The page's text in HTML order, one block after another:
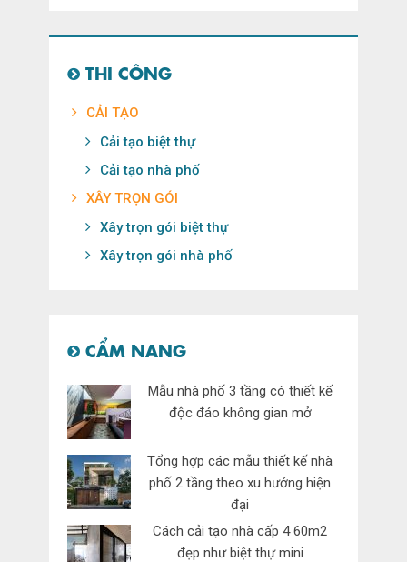
THI CÔNG
CẢI TẠO
Cải tạo biệt thự
Cải tạo nhà phố
XÂY TRỌN GÓI
Xây trọn gói biệt thự
Xây trọn gói nhà phố
CẨM NANG
Mẫu nhà phố 3 tầng có thiết kế
độc đáo không gian mở
Tổng hợp các mẫu thiết kế nhà
phố 2 tầng theo xu hướng hiện
đại
Cách cải tạo nhà cấp 4 60m2
đẹp như biệt thự mini